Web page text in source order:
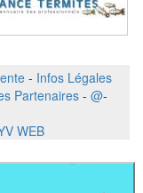
- Infos Légales
Partenaires - @-
WEB